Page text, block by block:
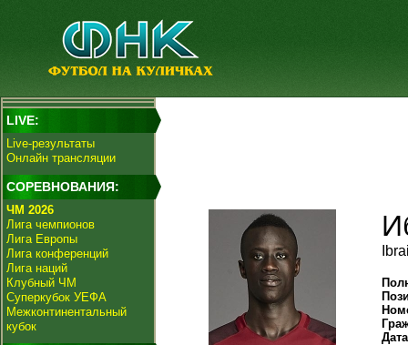
LIVE:
Live-результаты
Онлайн трансляции
СОРЕВНОВАНИЯ:
ЧМ 2026
Лига чемпионов
Лига Европы
Лига конференций
Лига наций
Клубный ЧМ
Суперкубок УЕФА
Межконтинентальный
кубок